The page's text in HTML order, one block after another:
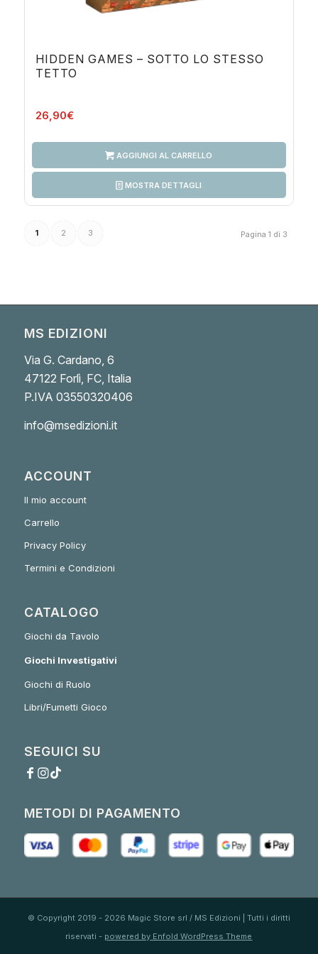
HIDDEN GAMES – SOTTO LO STESSO
TETTO
26,90€
AGGIUNGI AL CARRELLO
MOSTRA DETTAGLI
Pagina 1 di 3
1 2 3
MS EDIZIONI
Via G. Cardano, 6
47122 Forlì, FC, Italia
P.IVA 03550320406
info@msedizioni.it
ACCOUNT
Il mio account
Carrello
Privacy Policy
Termini e Condizioni
CATALOGO
Giochi da Tavolo
Giochi Investigativi
Giochi di Ruolo
Libri/Fumetti Gioco
SEGUICI SU
METODI DI PAGAMENTO
© Copyright 2019 - 2026 Magic Store srl / MS Edizioni | Tutti i diritti
riservati - powered by Enfold WordPress Theme